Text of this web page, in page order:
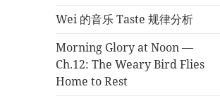
Wei 的音乐 Taste 规律分析
Morning Glory at Noon —
Ch.12: The Weary Bird Flies
Home to Rest